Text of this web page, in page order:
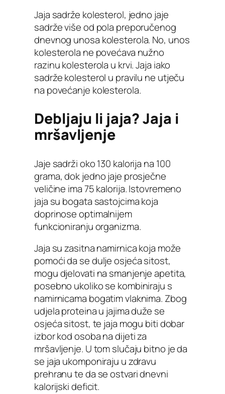
Jaja sadrže kolesterol, jedno jaje
sadrže više od pola preporučenog
dnevnog unosa kolesterola. No, unos
kolesterola ne povećava nužno
razinu kolesterola u krvi. Jaja iako
sadrže kolesterol u pravilu ne utječu
na povećanje kolesterola.
Debljaju li jaja? Jaja i
mršavljenje
Jaje sadrži oko 130 kalorija na 100
grama, dok jedno jaje prosječne
veličine ima 75 kalorija. Istovremeno
jaja su bogata sastojcima koja
doprinose optimalnijem
funkcioniranju organizma.
Jaja su zasitna namirnica koja može
pomoći da se dulje osjeća sitost,
mogu djelovati na smanjenje apetita,
posebno ukoliko se kombiniraju s
namirnicama bogatim vlaknima. Zbog
udjela proteina u jajima duže se
osjeća sitost, te jaja mogu biti dobar
izbor kod osoba na dijeti za
mršavljenje. U tom slučaju bitno je da
se jaja ukomponiraju u zdravu
prehranu te da se ostvari dnevni
kalorijski deficit.